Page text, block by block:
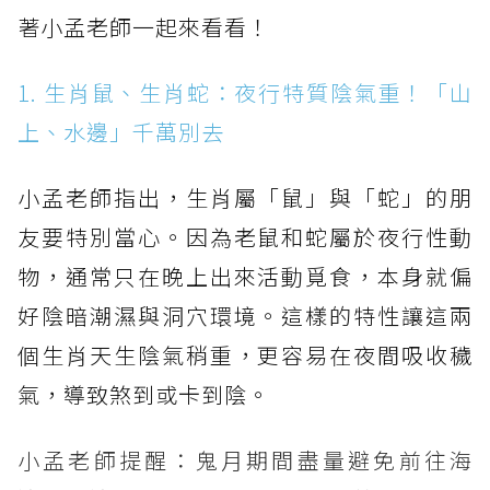
著小孟老師一起來看看！
1. 生肖鼠、生肖蛇：夜行特質陰氣重！「山
上、水邊」千萬別去
小孟老師指出，生肖屬「鼠」與「蛇」的朋
友要特別當心。因為老鼠和蛇屬於夜行性動
物，通常只在晚上出來活動覓食，本身就偏
好陰暗潮濕與洞穴環境。這樣的特性讓這兩
個生肖天生陰氣稍重，更容易在夜間吸收穢
氣，導致煞到或卡到陰。
小孟老師提醒：鬼月期間盡量避免前往海